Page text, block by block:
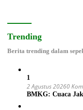
Trending
Berita trending dalam
1
2 Agustus 20260
BMKG: Cuaca